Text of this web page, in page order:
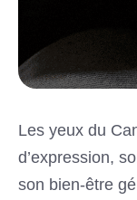
Les yeux du
d’expression,
son bien-être